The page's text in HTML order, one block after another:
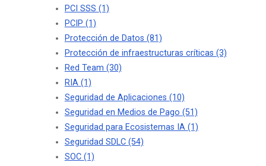
PCI SSS (1)
PCIP (1)
Protección de Datos (81)
Protección de infraestructuras críticas (3)
Red Team (30)
RIA (1)
Seguridad de Aplicaciones (10)
Seguridad en Medios de Pago (51)
Seguridad para Ecosistemas IA (1)
Seguridad SDLC (54)
SOC (1)